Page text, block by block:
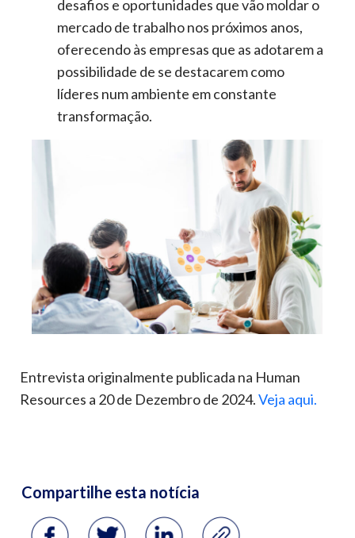
desafios e oportunidades quevão moldaro
mercado de trabalho nos próximos anos,
oferecendo às empresas que as adotarem a
possibilidade de se destacarem como
líderes num ambiente em constante
transformação.
Entrevista originalmente publicada na Human
Resources a 20 de Dezembro de 2024.Veja aqui.